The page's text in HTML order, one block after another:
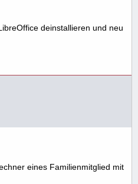
deinstallieren und neu
eines Familienmitglied mit